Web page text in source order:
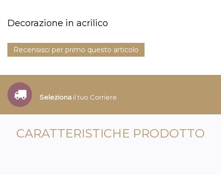
Decorazione in acrilico
Recensisci per primo questo articolo
Seleziona il tuo Corriere
CARATTERISTICHE PRODOTTO